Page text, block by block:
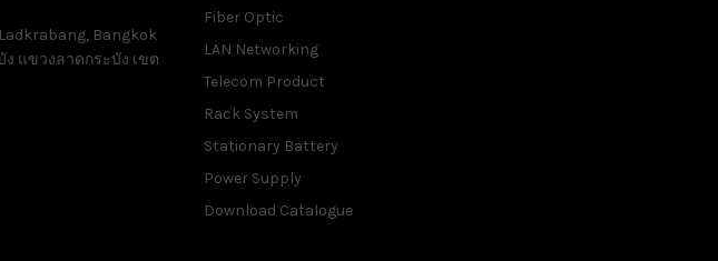
Bangkok
แขวงลาดกระบัง เขต
Fiber Optic
LAN Networking
Telecom Product
Rack System
Stationary Battery
Power Supply
Download Catalogue